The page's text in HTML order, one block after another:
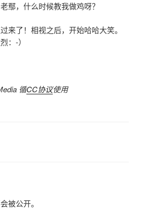
鄢，什么时候教我做鸡呀？
来了！相视之后，开始哈哈大笑。
：-）
循CC协议使用
被公开。